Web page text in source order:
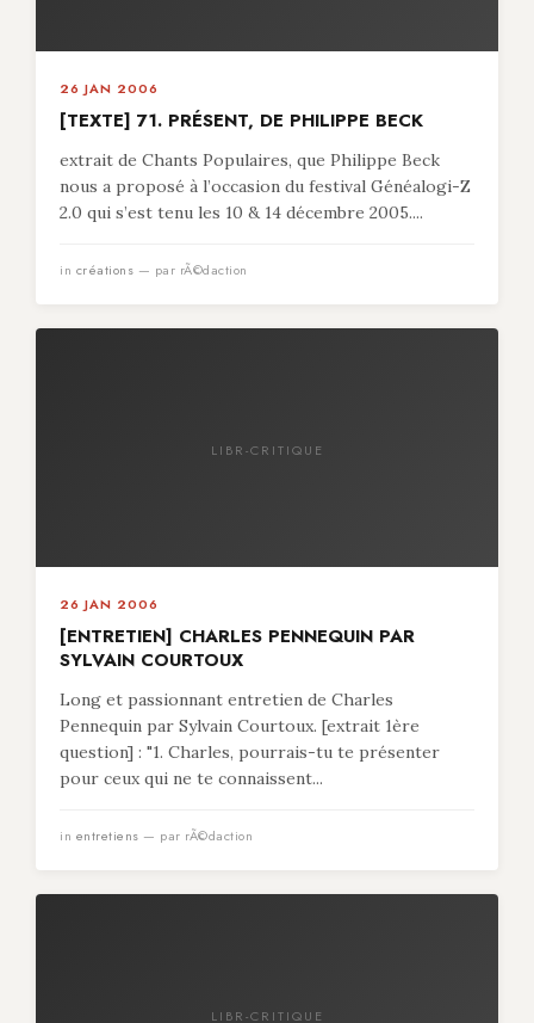
26 JAN 2006
[TEXTE] 71. PRÉSENT, DE PHILIPPE BECK
extrait de Chants Populaires, que Philippe Beck
nous a proposé à l’occasion du festival Généalogi-Z
2.0 qui s’est tenu les 10 & 14 décembre 2005....
in créations — par rÃ©daction
LIBR-CRITIQUE
26 JAN 2006
[ENTRETIEN] CHARLES PENNEQUIN PAR
SYLVAIN COURTOUX
Long et passionnant entretien de Charles
Pennequin par Sylvain Courtoux. [extrait 1ère
question] : "1. Charles, pourrais-tu te présenter
pour ceux qui ne te connaissent...
in entretiens — par rÃ©daction
LIBR-CRITIQUE